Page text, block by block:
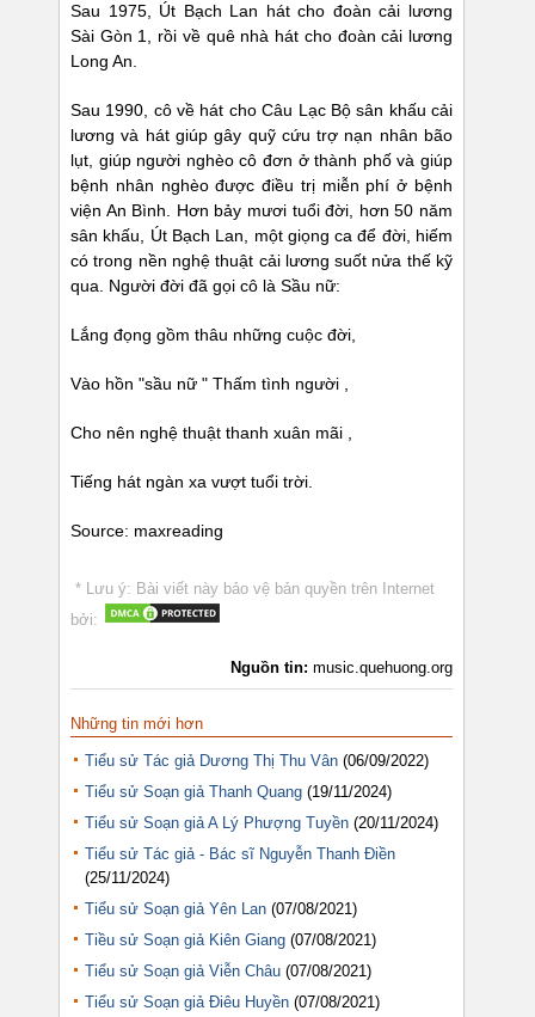
Sau 1975, Út Bạch Lan hát cho đoàn cải lương
Sài Gòn 1, rồi về quê nhà hát cho đoàn cải lương
Long An.
Sau 1990, cô về hát cho Câu Lạc Bộ sân khấu cải
lương và hát giúp gây quỹ cứu trợ nạn nhân bão
lụt, giúp người nghèo cô đơn ở thành phố và giúp
bệnh nhân nghèo được điều trị miễn phí ở bệnh
viện An Bình. Hơn bảy mươi tuổi đời, hơn 50 năm
sân khấu, Út Bạch Lan, một giọng ca để đời, hiếm
có trong nền nghệ thuật cải lương suốt nửa thế kỹ
qua. Người đời đã gọi cô là Sầu nữ:
Lắng đọng gồm thâu những cuộc đời,
Vào hồn "sầu nữ " Thấm tình người ,
Cho nên nghệ thuật thanh xuân mãi ,
Tiếng hát ngàn xa vượt tuổi trời.
Source: maxreading
* Lưu ý: Bài viết này bảo vệ bản quyền trên Internet
bởi:
Nguồn tin: music.quehuong.org
Những tin mới hơn
Tiểu sử Tác giả Dương Thị Thu Vân (06/09/2022)
Tiểu sử Soạn giả Thanh Quang (19/11/2024)
Tiểu sử Soạn giả A Lý Phượng Tuyền (20/11/2024)
Tiểu sử Tác giả - Bác sĩ Nguyễn Thanh Điền
(25/11/2024)
Tiểu sử Soạn giả Yên Lan (07/08/2021)
Tiều sử Soạn giả Kiên Giang (07/08/2021)
Tiểu sử Soạn giả Viễn Châu (07/08/2021)
Tiểu sử Soạn giả Điêu Huyền (07/08/2021)